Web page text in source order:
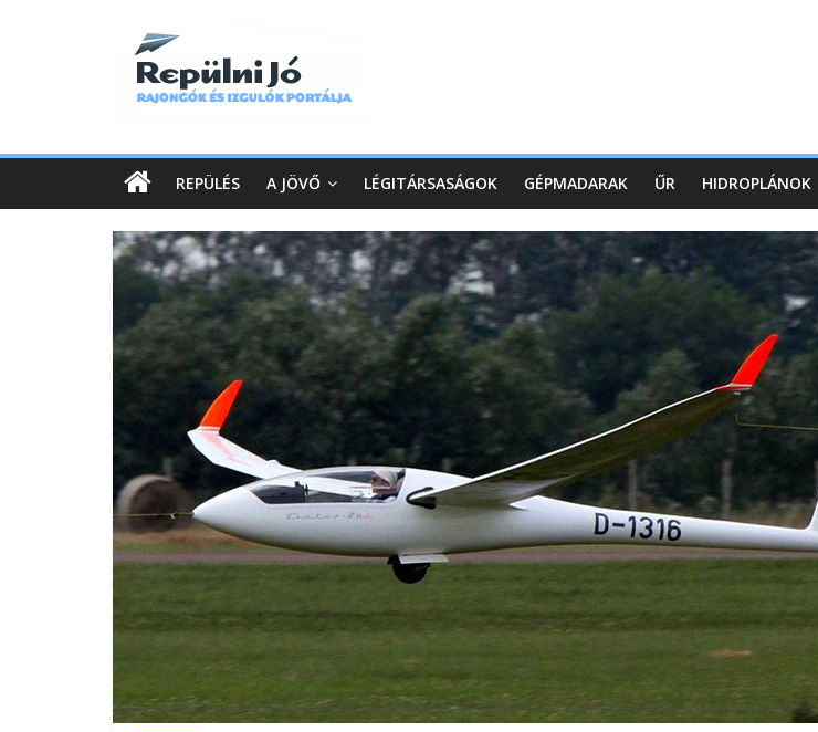
REPÜLÉS A JÖVŐ LÉGITÁRSASÁGOK GÉPMADARAK ŰR HIDROPLÁNOK